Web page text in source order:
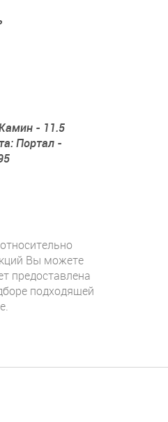
- 11.5
Портал -
Вы можете
предоставлена
подходящей